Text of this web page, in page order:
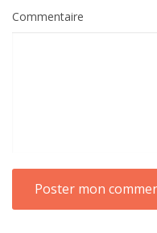
Commentaire